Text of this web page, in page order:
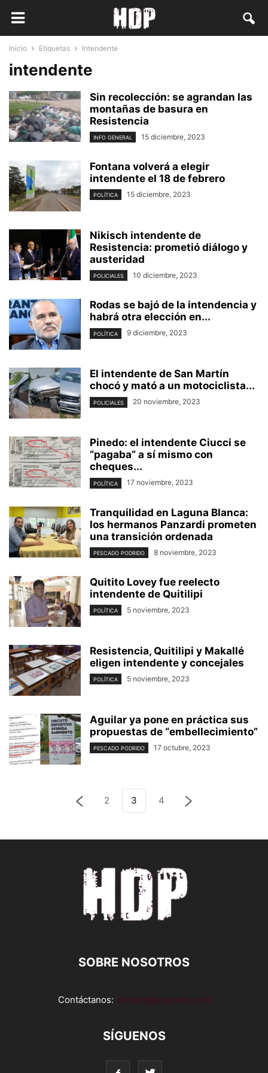
Inicio Etiquetas Intendente
intendente
Sin recolección: se agrandan las
montañas de basura en
Resistencia
INFO GENERAL 15 diciembre, 2023
Fontana volverá a elegir
intendente el 18 de febrero
POLÍTICA 15 diciembre, 2023
Nikisch intendente de
Resistencia: prometió diálogo y
austeridad
POLICIALES 10 diciembre, 2023
Rodas se bajó de la intendencia y
habrá otra elección en...
POLÍTICA 9 diciembre, 2023
El intendente de San Martín
chocó y mató a un motociclista...
POLICIALES 20 noviembre, 2023
Pinedo: el intendente Ciucci se
“pagaba” a sí mismo con
cheques...
POLÍTICA 17 noviembre, 2023
Tranquilidad en Laguna Blanca:
los hermanos Panzardi prometen
una transición ordenada
PESCADO PODRIDO 8 noviembre, 2023
Quitito Lovey fue reelecto
intendente de Quitilipi
POLÍTICA 5 noviembre, 2023
Resistencia, Quitilipi y Makallé
eligen intendente y concejales
POLÍTICA 5 noviembre, 2023
Aguilar ya pone en práctica sus
propuestas de “embellecimiento”
PESCADO PODRIDO 17 octubre, 2023
2 3 4
SOBRE NOSOTROS
Contáctanos: contact@yoursite.com
SÍGUENOS